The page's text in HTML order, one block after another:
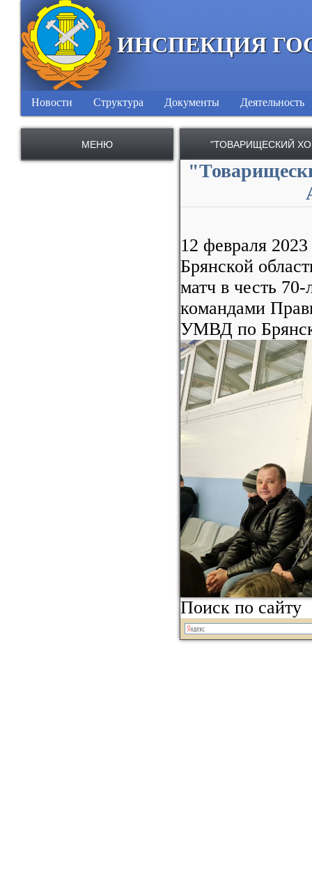
ИНСПЕКЦИЯ
Новости Структура Документы Деятельность
МЕНЮ "ТОВАРИЩЕСКИЙ
12 февраля
Брянской
матч в честь
командами
УМВД по
Поиск по сайту